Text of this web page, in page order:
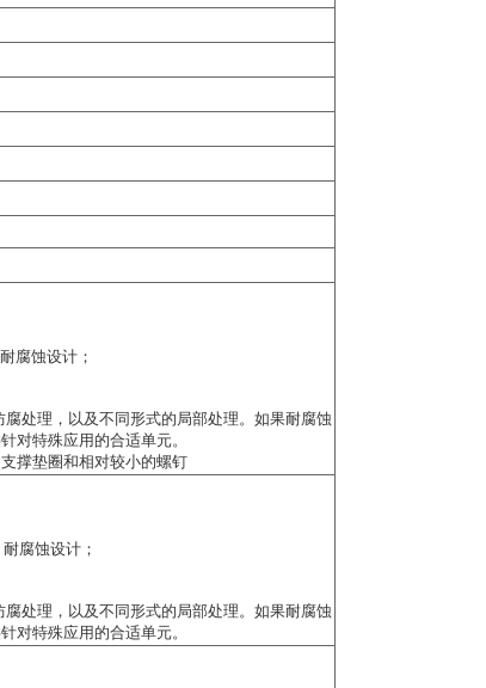
腐蚀设计；
处理，以及不同形式的局部处理。如果耐腐蚀
对特殊应用的合适单元。
撑垫圈和相对较小的螺钉
腐蚀设计；
处理，以及不同形式的局部处理。如果耐腐蚀
对特殊应用的合适单元。